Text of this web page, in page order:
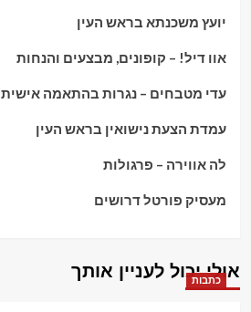
יועץ משכנתא בראש העין
אוו דיל! – קופונים, מבצעים והנחות
עדי מטבחים – נגרות בהתאמה אישית
עמדת הצעת נישואין בראש העין
לה אווירה – פרגולות
מעסיק פורטל דרושים
אולי יכול לעניין אותך
כתבות